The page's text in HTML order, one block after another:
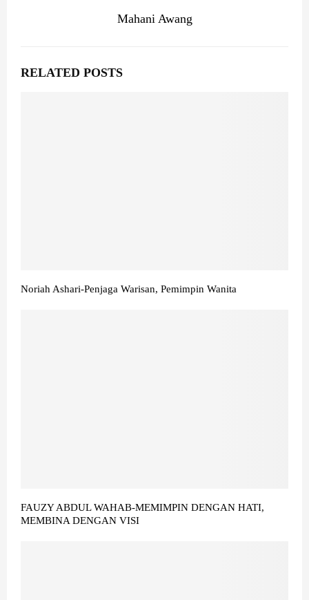
Mahani Awang
RELATED POSTS
Noriah Ashari-Penjaga Warisan, Pemimpin Wanita
FAUZY ABDUL WAHAB-MEMIMPIN DENGAN HATI,
MEMBINA DENGAN VISI